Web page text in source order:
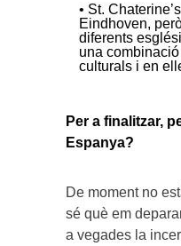
• St. Chaterine
Eindhoven,
diferents
una
culturals i en
Per a finalitzar,
Espanya?
De moment no
sé què em
a vegades la